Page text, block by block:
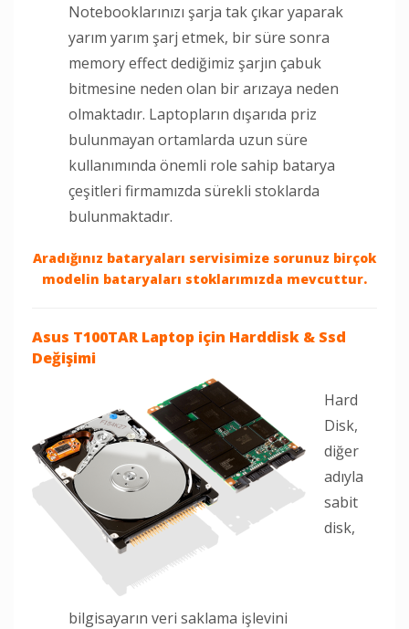
Notebooklarınızı şarja tak çıkar yaparak
yarım yarım şarj etmek, bir süre sonra
memory effect dediğimiz şarjın çabuk
bitmesine neden olan bir arızaya neden
olmaktadır. Laptopların dışarıda priz
bulunmayan ortamlarda uzun süre
kullanımında önemli role sahip batarya
çeşitleri firmamızda sürekli stoklarda
bulunmaktadır.
Aradığınız bataryaları servisimize sorunuz birçok
modelin bataryaları stoklarımızda mevcuttur.
Asus T100TAR Laptop için Harddisk & Ssd
Değişimi
Hard
Disk,
diğer
adıyla
sabit
disk,
bilgisayarın veri saklama işlevini